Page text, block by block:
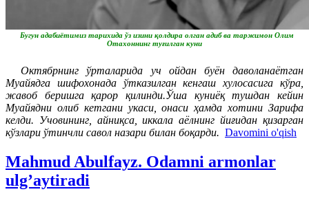
Бугун адабиётимиз тарихида ўз изини қолдира олган адиб ва таржимон Олим
Отахоннинг туғилган куни
Октябрнинг ўрталарида уч ойдан буён даволанаётган
Муайядга шифохонада ўтказилган кенгаш хулосасига кўра,
жавоб беришга қарор қилинди.Ўша куниёқ тушдан кейин
Муайядни олиб кетгани укаси, онаси ҳамда хотини Зарифа
келди. Учовининг, айниқса, иккала аёлнинг йиғидан қизарган
кўзлари ўтинчли савол назари билан боқарди. Davomini o'qish
Mahmud Abulfayz. Odamni armonlar
ulg’aytiradi